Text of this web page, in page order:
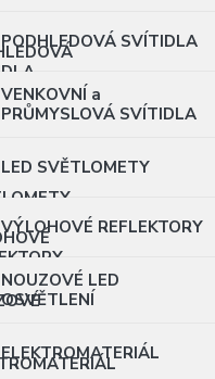
PODHLEDOVÁ SVÍTIDLA
VENKOVNÍ a
PRŮMYSLOVÁ SVÍTIDLA
LED SVĚTLOMETY
VÝLOHOVÉ REFLEKTORY
NOUZOVÉ LED
OSVĚTLENÍ
ELEKTROMATERIÁL